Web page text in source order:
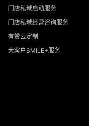
门店私域启动服务
门店私域经营咨询服务
有赞云定制
大客户SMILE+服务